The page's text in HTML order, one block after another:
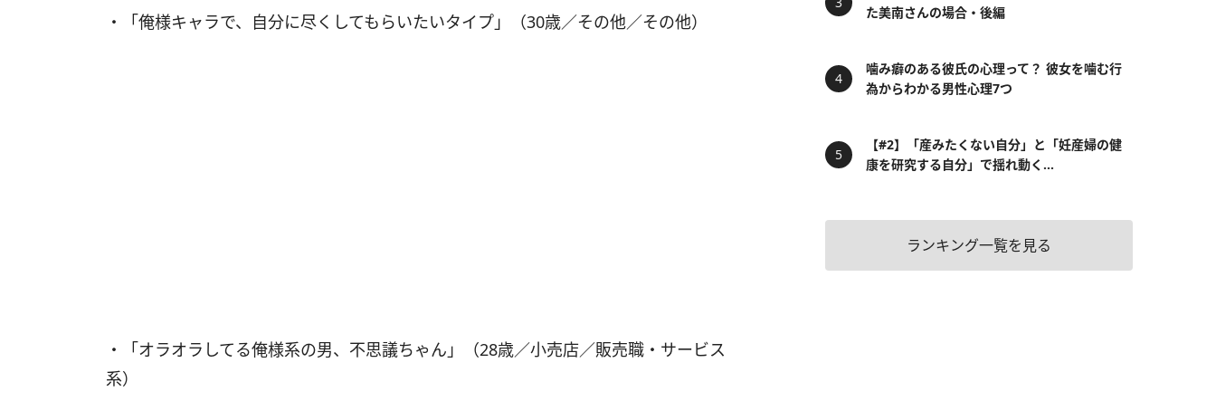
・「俺様キャラで、自分に尽くしてもらいたいタイプ」（30歳／その他／その他）
・「オラオラしてる俺様系の男、不思議ちゃん」（28歳／小売店／販売職・サービス
系）
た美南さんの場合・後編
噛み癖のある彼氏の心理って？ 彼女を噛む行
為からわかる男性心理7つ
【#2】「産みたくない自分」と「妊産婦の健
康を研究する自分」で揺れ動く...
ランキング一覧を見る